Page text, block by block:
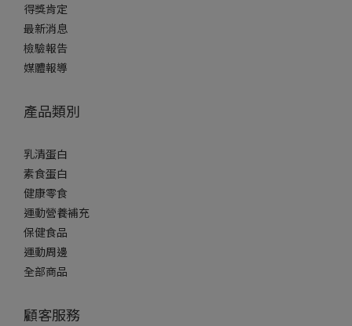
得獎肯定
最新消息
檢驗報告
媒體報導
產品類別
乳清蛋白
素食蛋白
健康零食
運動營養補充
保健食品
運動周邊
全部商品
顧客服務